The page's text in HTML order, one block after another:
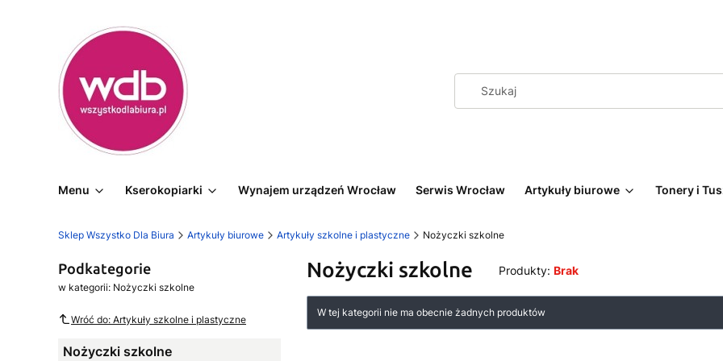
Menu Kserokopiarki Wynajem urządzeń Wrocław Serwis Wrocław Artykuły biurowe Tonery i
Sklep Wszystko Dla Biura Artykuły biurowe Artykuły szkolne i plastyczne Nożyczki szkolne
Podkategorie
w kategorii: Nożyczki szkolne
Wróć do: Artykuły szkolne i plastyczne
Nożyczki szkolne
Nożyczki szkolne Produkty: Brak
Lista produktów
W tej kategorii nie ma obecnie żadnych produktów